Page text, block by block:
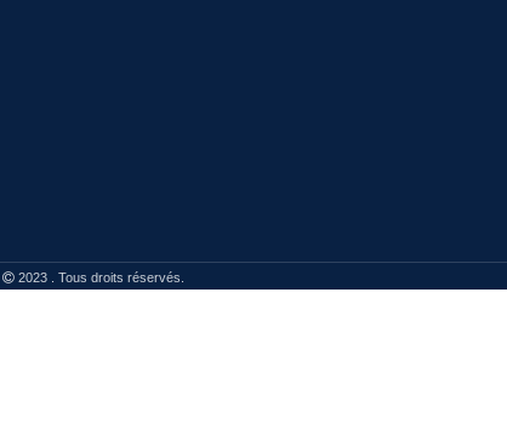
2023 . Tous droits réservés.